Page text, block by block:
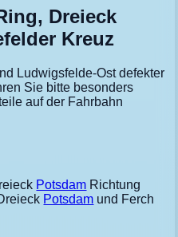
Dreieck
Kreuz
Ludwigsfelde-Ost defekter
Sie bitte besonders
auf der Fahrbahn
Potsdam Richtung
Potsdam und Ferch